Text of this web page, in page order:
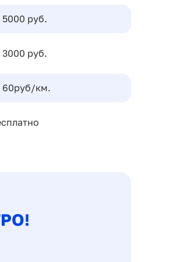
5000 руб.
3000 руб.
60руб/км.